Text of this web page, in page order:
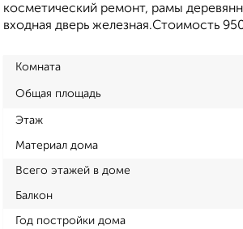
косметический ремонт, рамы
входная дверь железная.Стоимость
Комната
Общая площадь
Этаж
Материал дома
Всего этажей в доме
Балкон
Год постройки дома